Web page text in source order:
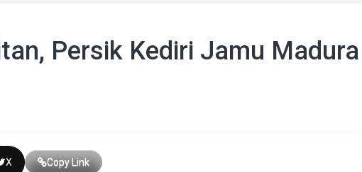
Persik Kediri Jamu Madura
X Copy Link